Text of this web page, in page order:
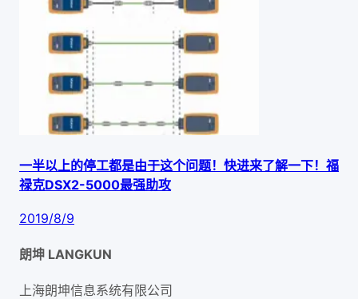
一半以上的停工都是由于这个问题！快进来了解一下！福
禄克DSX2-5000最强助攻
2019/8/9
朗坤 LANGKUN
上海朗坤信息系统有限公司